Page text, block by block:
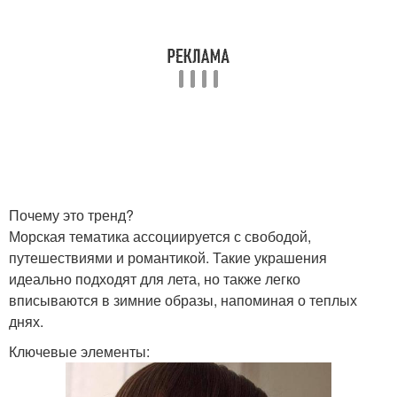
Почему это тренд?
Морская тематика ассоциируется с свободой,
путешествиями и романтикой. Такие украшения
идеально подходят для лета, но также легко
вписываются в зимние образы, напоминая о теплых
днях.
Ключевые элементы: